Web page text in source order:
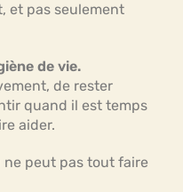
et pas seulement
de vie.
de rester
quand il est temps
aider.
ne peut pas tout faire